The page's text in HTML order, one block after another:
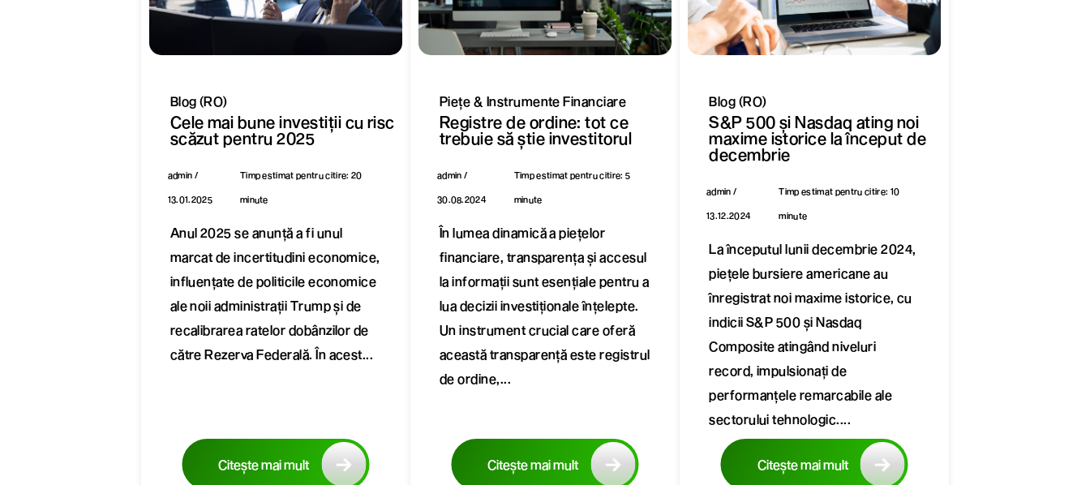
Blog (RO)
Cele mai bune investiții cu risc
scăzut pentru 2025
admin /
13.01.2025
Timp estimat pentru citire: 20
minute
Anul 2025 se anunță a fi unul
marcat de incertitudini economice,
influențate de politicile economice
ale noii administrații Trump și de
recalibrarea ratelor dobânzilor de
către Rezerva Federală. În acest...
Citește mai mult
Piețe & Instrumente Financiare
Registre de ordine: tot ce
trebuie să știe investitorul
admin /
30.08.2024
Timp estimat pentru citire: 5
minute
În lumea dinamică a piețelor
financiare, transparența și accesul
la informații sunt esențiale pentru a
lua decizii investiționale înțelepte.
Un instrument crucial care oferă
această transparență este registrul
de ordine,...
Citește mai mult
Blog (RO)
S&P 500 și Nasdaq ating noi
maxime istorice la început de
decembrie
admin /
13.12.2024
Timp estimat pentru citire: 10
minute
La începutul lunii decembrie 2024,
piețele bursiere americane au
înregistrat noi maxime istorice, cu
indicii S&P 500 și Nasdaq
Composite atingând niveluri
record, impulsionați de
performanțele remarcabile ale
sectorului tehnologic....
Citește mai mult